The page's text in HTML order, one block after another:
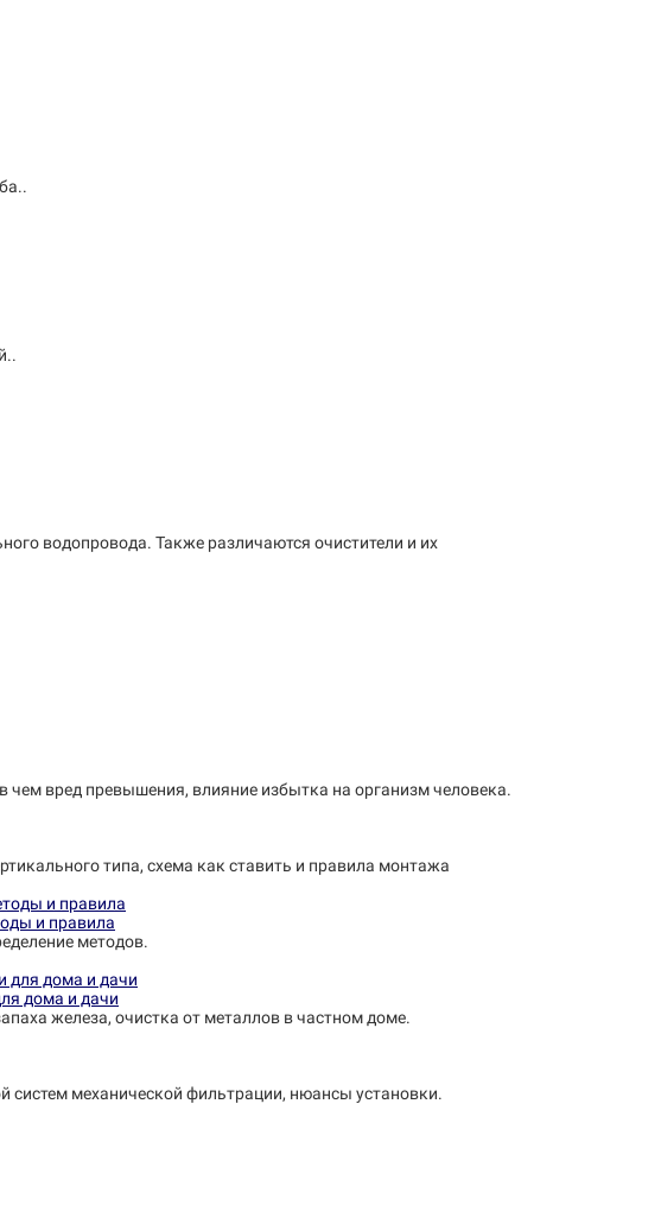
водопровода. Также различаются очистители и их
чем вред превышения, влияние избытка на организм человека.
типа, схема как ставить и правила монтажа
и правила
методов.
дома и дачи
железа, очистка от металлов в частном доме.
систем механической фильтрации, нюансы установки.